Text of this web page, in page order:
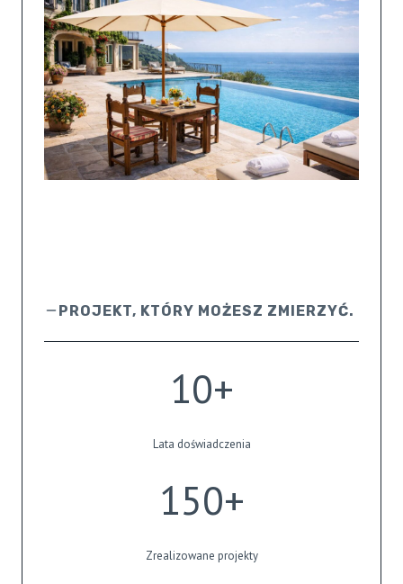
PROJEKT, KTÓRY MOŻESZ ZMIERZYĆ.
10+
Lata doświadczenia
150+
Zrealizowane projekty